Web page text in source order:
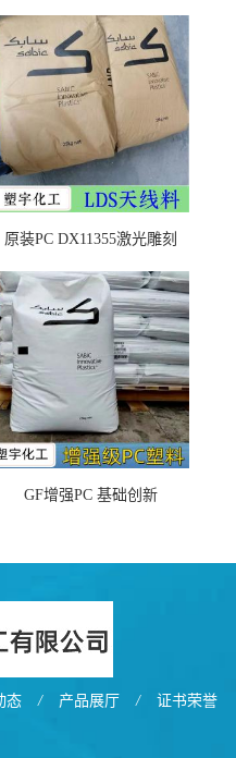
原装PC DX11355激光雕刻
GF增强PC 基础创新
态 / 产品展厅 / 证书荣誉